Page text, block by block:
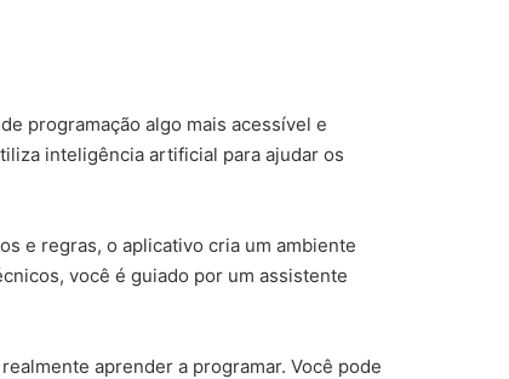
programação algo mais acessível e
inteligência artificial para ajudar os
e regras, o aplicativo cria um ambiente
você é guiado por um assistente
aprender a programar. Você pode